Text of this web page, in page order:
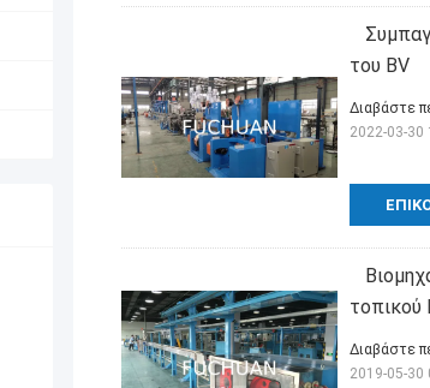
του BV
Διαβάστε
2022-03-30
τοπικού
Διαβάστε
2019-05-30